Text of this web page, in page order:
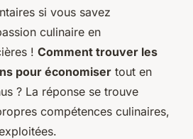
si vous savez
culinaire en
! Comment trouver les
pour économiser tout en
? La réponse se trouve
compétences culinaires,